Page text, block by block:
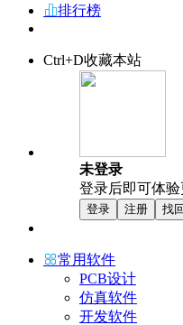
排行榜
Ctrl+D收藏本站
未登录
登录后即可体
登录 注册 找
常用软件
PCB设计
仿真软件
开发软件